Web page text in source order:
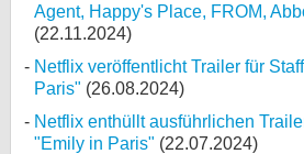
Agent, Happy's Place, FROM,
(22.11.2024)
Netflix veröffentlicht Trailer für
Paris" (26.08.2024)
Netflix enthüllt ausführlichen
"Emily in Paris" (22.07.2024)